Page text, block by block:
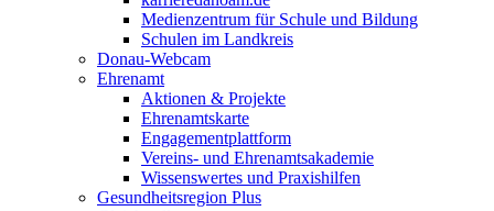
Medienzentrum für Schule und Bildung
Schulen im Landkreis
Donau-Webcam
Ehrenamt
Aktionen & Projekte
Ehrenamtskarte
Engagementplattform
Vereins- und Ehrenamtsakademie
Wissenswertes und Praxishilfen
Gesundheitsregion Plus